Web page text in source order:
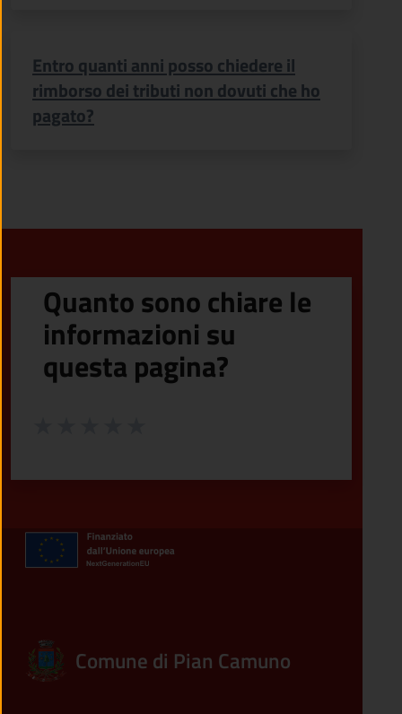
Entro quanti anni posso chiedere il
rimborso dei tributi non dovuti che ho
pagato?
Quanto sono chiare le
informazioni su
questa pagina?
Comune di Pian Camuno